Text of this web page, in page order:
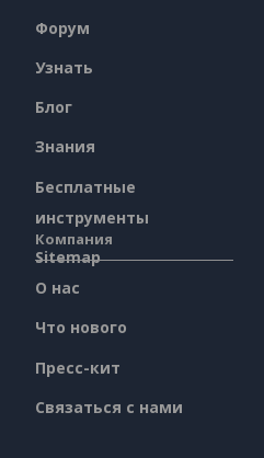
Форум
Узнать
Блог
Знания
Бесплатные
инструменты
Sitemap
Компания
О нас
Что нового
Пресс-кит
Связаться с нами